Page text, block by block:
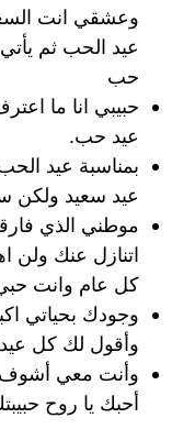
وعشقي انت
عيد الحب ثم
حب
حبيبي انا ما
عيد حب.
بمناسبة عيد
عيد سعيد ولكن
موطني الذي
اتنازل عنك
كل عام وانت
وجودك بحياتي
وأقول لك كل
وأنت معي أشوف
أحبك يا روح